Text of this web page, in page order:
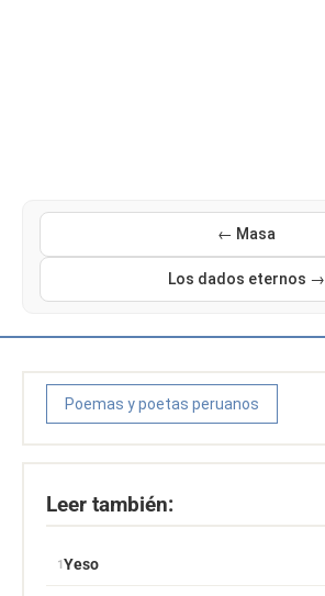
← Masa
Los dados eternos →
Poemas y poetas peruanos
Leer también:
Yeso